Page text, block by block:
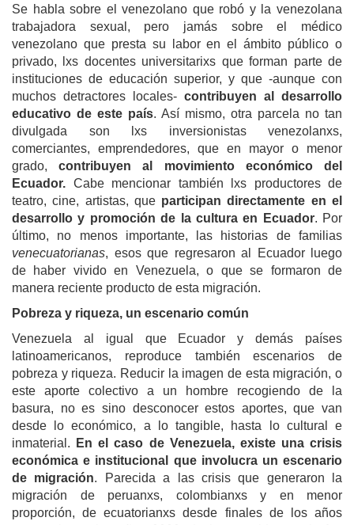
Se habla sobre el venezolano que robó y la venezolana
trabajadora sexual, pero jamás sobre el médico
venezolano que presta su labor en el ámbito público o
privado, lxs docentes universitarixs que forman parte de
instituciones de educación superior, y que -aunque con
muchos detractores locales- contribuyen al desarrollo
educativo de este país. Así mismo, otra parcela no tan
divulgada son lxs inversionistas venezolanxs,
comerciantes, emprendedores, que en mayor o menor
grado,contribuyen al movimiento económico del
Ecuador. Cabe mencionar también lxs productores de
teatro, cine, artistas, que participan directamente en el
desarrollo y promoción de la cultura en Ecuador. Por
último, no menos importante, las historias de familias
venecuatorianas, esos que regresaron al Ecuador luego
de haber vivido en Venezuela, o que se formaron de
manera reciente producto de esta migración.
Pobreza y riqueza, un escenario común
Venezuela al igual que Ecuador y demás países
latinoamericanos, reproduce también escenarios de
pobreza y riqueza. Reducir la imagen de esta migración, o
este aporte colectivo a un hombre recogiendo de la
basura, no es sino desconocer estos aportes, que van
desde lo económico, a lo tangible, hasta lo cultural e
inmaterial.
En el caso de Venezuela, existe una crisis
económica e institucional que involucra un escenario
de migración. Parecida a las crisis que generaron la
migración de peruanxs, colombianxs y en menor
proporción, de ecuatorianxs desde finales de los años